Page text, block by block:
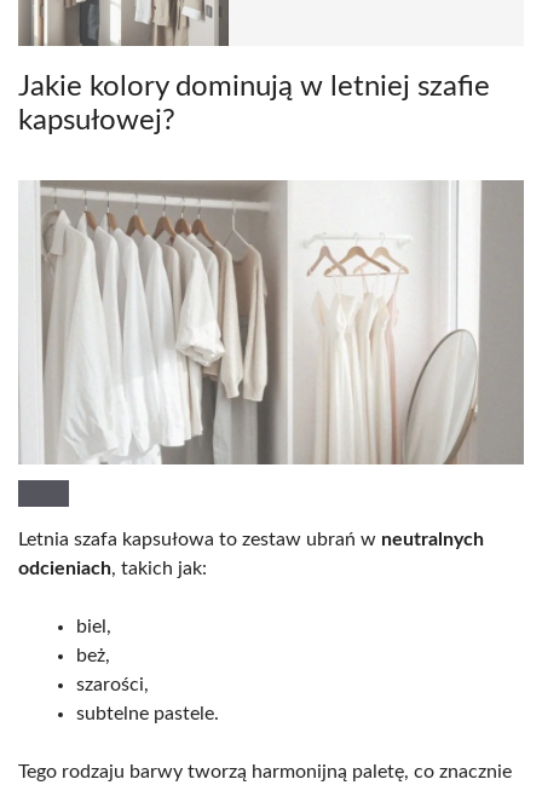
Jakie kolory dominują w letniej szafie
kapsułowej?
Letnia szafa kapsułowa to zestaw ubrań w neutralnych
odcieniach, takich jak:
biel,
beż,
szarości,
subtelne pastele.
Tego rodzaju barwy tworzą harmonijną paletę, co znacznie